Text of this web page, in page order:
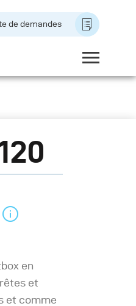
de demandes
en
et
et comme